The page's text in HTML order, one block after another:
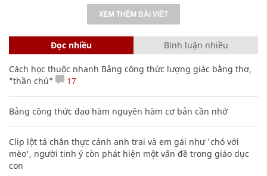
XEM THÊM BÀI VIẾT
Đọc nhiều Bình luận nhiều
Cách học thuộc nhanh Bảng công thức lượng giác bằng thơ,
"thần chú"
17
Bảng công thức đạo hàm nguyên hàm cơ bản cần nhớ
Clip lột tả chân thực cảnh anh trai và em gái như 'chó với
mèo', người tinh ý còn phát hiện một vấn đề trong giáo dục
con